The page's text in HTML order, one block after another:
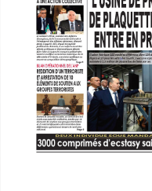
Tébessa